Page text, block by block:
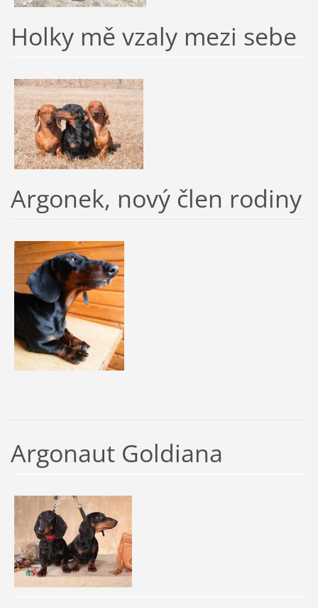
Holky mě vzaly mezi sebe
Argonek, nový člen rodiny
Argonaut Goldiana